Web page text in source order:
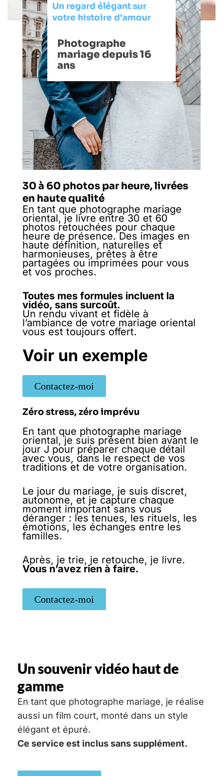
Un regard élégant sur
votre histoire d’amour
Photographe
mariage depuis 16
ans
30 à 60 photos par heure, livrées
en haute qualité
En tant que photographe mariage
oriental, je livre entre 30 et 60
photos retouchées pour chaque
heure de présence. Des images en
haute définition, naturelles et
harmonieuses, prêtes à être
partagées ou imprimées pour vous
et vos proches.
Toutes mes formules incluent la
vidéo, sans surcoût.
Un rendu vivant et fidèle à
l’ambiance de votre mariage oriental
vous est toujours offert.
Voir un exemple
Contactez-moi
Zéro stress, zéro imprévu
En tant que photographe mariage
oriental, je suis présent bien avant le
jour J pour préparer chaque détail
avec vous, dans le respect de vos
traditions et de votre organisation.
Le jour du mariage, je suis discret,
autonome, et je capture chaque
moment important sans vous
déranger : les tenues, les rituels, les
émotions, les échanges entre les
familles.
Après, je trie, je retouche, je livre.
Vous n’avez rien à faire.
Contactez-moi
Un souvenir vidéo haut de
gamme
En tant que photographe mariage, je réalise
aussi un film court, monté dans un style
élégant et épuré.
Ce service est inclus sans supplément.